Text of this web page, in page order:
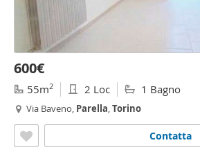
600€
55m2 2 Loc 1 Bagno
Via Baveno, Parella,Torino
Contatta